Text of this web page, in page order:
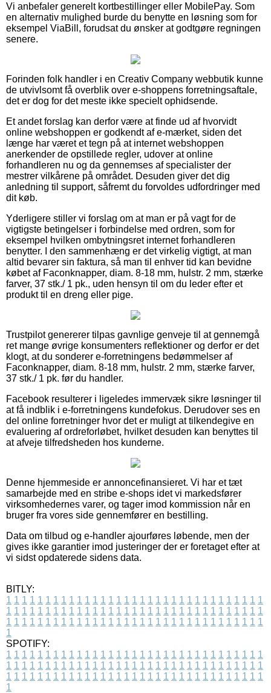
Vi anbefaler generelt kortbestillinger eller MobilePay. Som
en alternativ mulighed burde du benytte en løsning som for
eksempel ViaBill, forudsat du ønsker at godtgøre regningen
senere.
Forinden folk handler i en Creativ Company webbutik kunne
de utvivlsomt få overblik over e-shoppens forretningsaftale,
det er dog for det meste ikke specielt ophidsende.
Et andet forslag kan derfor være at finde ud af hvorvidt
online webshoppen er godkendt af e-mærket, siden det
længe har været et tegn på at internet webshoppen
anerkender de opstillede regler, udover at online
forhandleren nu og da gennemses af specialister der
mestrer vilkårene på området. Desuden giver det dig
anledning til support, såfremt du forvoldes udfordringer med
dit køb.
Yderligere stiller vi forslag om at man er på vagt for de
vigtigste betingelser i forbindelse med ordren, som for
eksempel hvilken ombytningsret internet forhandleren
benytter. I den sammenhæng er det virkelig vigtigt, at man
altid bevarer sin faktura, så man til enhver tid kan bevidne
købet af Faconknapper, diam. 8-18 mm, hulstr. 2 mm, stærke
farver, 37 stk./ 1 pk., uden hensyn til om du leder efter et
produkt til en dreng eller pige.
Trustpilot genererer tilpas gavnlige genveje til at gennemgå
ret mange øvrige konsumenters reflektioner og derfor er det
klogt, at du sonderer e-forretningens bedømmelser af
Faconknapper, diam. 8-18 mm, hulstr. 2 mm, stærke farver,
37 stk./ 1 pk. før du handler.
Facebook resulterer i ligeledes immervæk sikre løsninger til
at få indblik i e-forretningens kundefokus. Derudover ses en
del online forretninger hvor det er muligt at tilkendegive en
evaluering af ordreforløbet, hvilket desuden kan benyttes til
at afveje tilfredsheden hos kunderne.
Denne hjemmeside er annoncefinansieret. Vi har et tæt
samarbejde med en stribe e-shops idet vi markedsfører
virksomhedernes varer, og tager imod kommission når en
bruger fra vores side gennemfører en bestilling.
Data om tilbud og e-handler ajourføres løbende, men der
gives ikke garantier imod justeringer der er foretaget efter at
vi sidst opdaterede sidens data.
BITLY:
1 1 1 1 1 1 1 1 1 1 1 1 1 1 1 1 1 1 1 1 1 1 1 1 1 1 1 1 1 1 1 1 1
1 1 1 1 1 1 1 1 1 1 1 1 1 1 1 1 1 1 1 1 1 1 1 1 1 1 1 1 1 1 1 1 1
1 1 1 1 1 1 1 1 1 1 1 1 1 1 1 1 1 1 1 1 1 1 1 1 1 1 1 1 1 1 1 1 1
1
SPOTIFY:
1 1 1 1 1 1 1 1 1 1 1 1 1 1 1 1 1 1 1 1 1 1 1 1 1 1 1 1 1 1 1 1 1
1 1 1 1 1 1 1 1 1 1 1 1 1 1 1 1 1 1 1 1 1 1 1 1 1 1 1 1 1 1 1 1 1
1 1 1 1 1 1 1 1 1 1 1 1 1 1 1 1 1 1 1 1 1 1 1 1 1 1 1 1 1 1 1 1 1
1